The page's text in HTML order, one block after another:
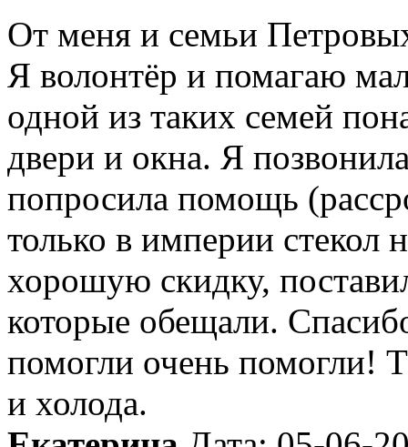
От меня и семьи
Я волонтёр и помагаю
одной из таких семей
двери и окна. Я
попросила помощь
только в империи стекол
хорошую скидку,
которые обещали.
помогли очень помогли!
и холода.